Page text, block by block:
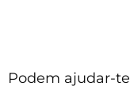
Podem ajudar-